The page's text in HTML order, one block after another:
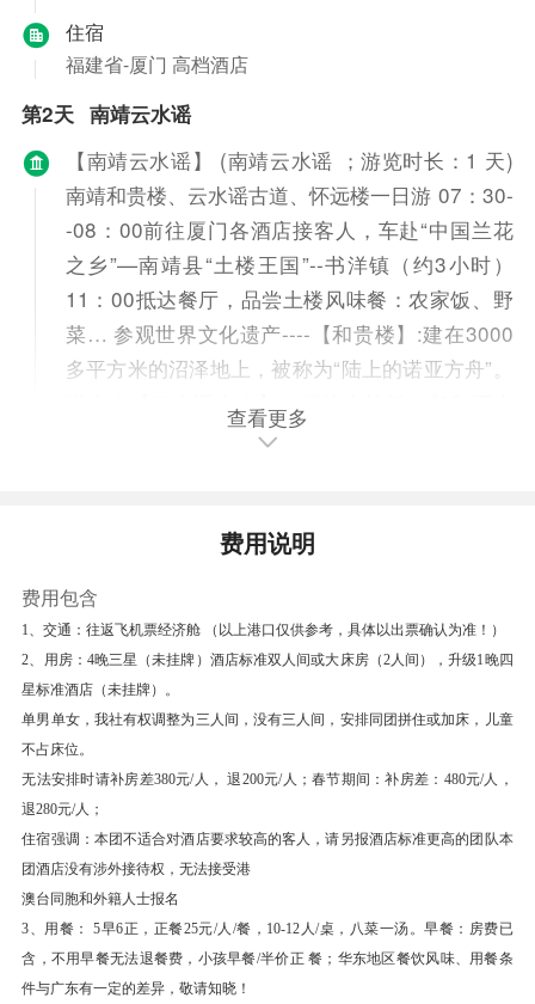
住宿
福建省-厦门 高档酒店
第2天 南靖云水谣
【南靖云水谣】 (南靖云水谣 ；游览时长：1 天)
南靖和贵楼、云水谣古道、怀远楼一日游 07：30-
-08：00前往厦门各酒店接客人，车赴“中国兰花
之乡”—南靖县“土楼王国”--书洋镇（约3小时）
11：00抵达餐厅，品尝土楼风味餐：农家饭、野
菜… 参观世界文化遗产----【和贵楼】:建在3000
多平方米的沼泽地上，被称为“陆上的诺亚方舟”。
漫步在【云水谣古道】：溪边古榕树、鹅卵石古
道、老式的砖木两层吊角楼…《云水谣》、《沧海
土楼【怀远楼】: 世界文化遗产、国家级重点保护
17：00抵达厦门，送入酒店。客人自由活动。
（晚餐自理）
餐饮
早餐：有
中餐：有
晚餐：自理
住宿
福建省-厦门 高档酒店
第3天 南普陀寺-厦门大学-鼓浪屿-毓园-港仔后海滨浴
场
【南普陀寺】 (南普陀寺 )南普陀寺是厦门著名古
刹，居于鹭岛名山五老峰前，背依秀奇群峰，面临
查看更多
费用说明
费用包含
1、交通：往返飞机票经济舱 （以上港口仅供参考，具体以出票确认为准！）
2、用房：4晚三星（未挂牌）酒店标准双人间或大床房（2人间），升级1晚四
星标准酒店（未挂牌）。
单男单女，我社有权调整为三人间，没有三人间，安排同团拼住或加床，儿童
不占床位。
无法安排时请补房差380元/人， 退200元/人；春节期间：补房差：480元/人，
退280元/人；
住宿强调：本团不适合对酒店要求较高的客人，请另报酒店标准更高的团队本
团酒店没有涉外接待权，无法接受港
澳台同胞和外籍人士报名
3、用餐： 5早6正，正餐25元/人/餐，10-12人/桌，八菜一汤。早餐：房费已
含，不用早餐无法退餐费，小孩早餐/半价正 餐；华东地区餐饮风味、用餐条
件与广东有一定的差异，敬请知晓！